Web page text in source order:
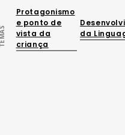
Protagonismo
e ponto de
vista da
criança
da